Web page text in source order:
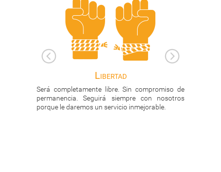
de
con nosotros
Estadística de llamadas
Tendrá acceso online a los detalle de sus
llamadas, tanto las atendidas como las
perdidas: Extensión, cliente, tiempo para